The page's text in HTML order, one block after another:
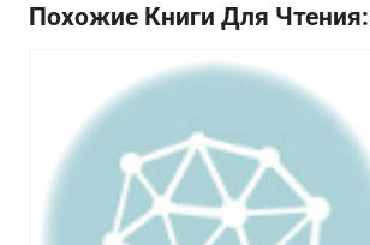
Похожие Книги Для Чтения: